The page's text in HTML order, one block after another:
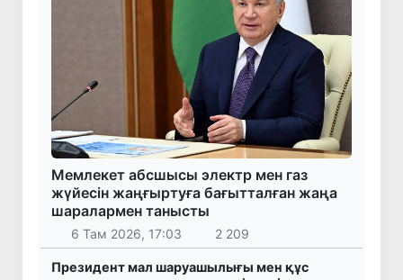
Мемлекет абсшысы электр мен газ
жүйесін жаңғыртуға бағытталған жаңа
шаралармен танысты
6 Там 2026, 17:03 2 209
Президент мал шаруашылығы мен құс